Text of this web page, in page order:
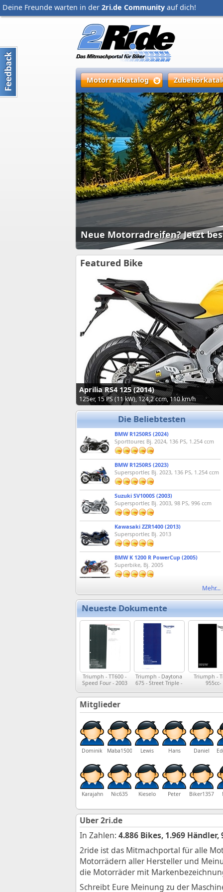
Deine Freunde warten in der 2ri.de Community auf dich!
Motorradkatalog
Neue Motorradreifen? Jetzt
Featured Bike
Aprilia RS4 125 (2014)
125er, 15 PS (11 kW), 124,2 ccm, 110 km/h
Die Beliebtesten
BMW R1250RS (2024)
Sporttourer, Bj. 2024, 136 PS, 1.254 ccm
BMW R1250RS (2023)
Supersportler, Bj. 2023, 136 PS, 1.254 ccm
Suzuki SV1000S (2003)
Supersportler, Bj. 2003, 98 PS, 996 ccm
Kawasaki ZZR1400 (2013)
Supersportler, Bj. 2013
BMW K 1200 R PowerCup (2005)
Superbike, Bj. 2005
Mehr...
Neueste Dokumente
Triumph - TT600 -
Speed Four - 2003
Triumph - Daytona
675 - Street Triple -
Service Manual -
Triumph -
955cc-
709EN
Mitglieder
Dominik Maba1500 Lewis Hans Daniel
Karajahn Nic635 Kieselo Peter Biker1357
Über 2ri.de
In Zahlen: 4.886 Bikes, 1.969
2ride ist das Mitmachportal für alle
Motorrädern aller Hersteller und
die Motorräder mit
Schreibt Eure Meinung zu der